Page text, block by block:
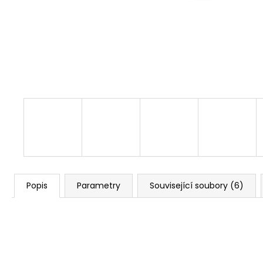
Popis Parametry Související soubory (6)